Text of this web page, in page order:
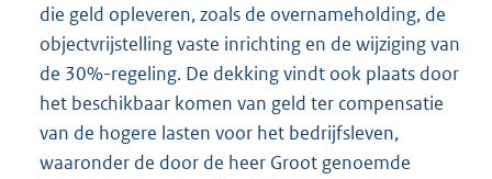
die geld opleveren, zoals de overnameholding, de
objectvrijstelling vaste inrichting en de wijziging van
de 30%-regeling. De dekking vindt ook plaats door
het beschikbaar komen van geld ter compensatie
van de hogere lasten voor het bedrijfsleven,
waaronder de door de heer Groot genoemde